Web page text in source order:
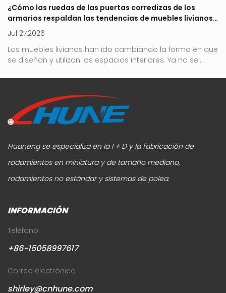
¿Cómo las ruedas de las puertas corredizas de los
armarios respaldan las tendencias de muebles livianos
en 2026?
Jul 27,2026
Los muebles livianos han ido cambiando la forma en que
se diseñan y utilizan los espacios interiores. Ya no se...
Huaneng se especializa en la I + D y la fabricación de
rodamientos en miniatura y de tamaño mediano,
rodamientos no estándar y sistemas de polea.
INFORMACIÓN
Teléfono
+86-15058997617
Correo electrónico
shirley@cnhune.com